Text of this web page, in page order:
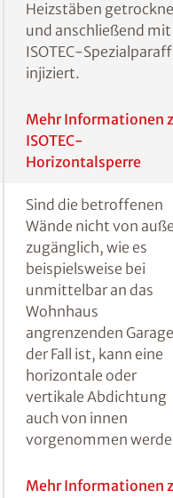
Horizontalsperre
errichtet werden, um
sicherzustellen, dass
kein Wasser mehr von
Baustoffporen der
vordringen kann. Eine
bewährte Methode,
Nachhinein gegen
unten eindringender
Feuchtigkeit
abzudichten, ist das
genannte
Injektionsverfahren.
Hierbei werden in
ersten Schritt
erstellt, der
Injektionsbereich mit
Heizstäben
und anschließend mit
injiziert.